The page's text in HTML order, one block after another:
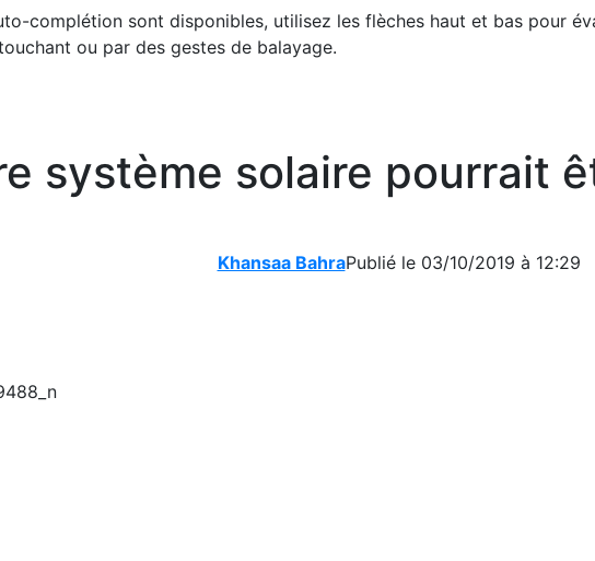
complétion sont disponibles, utilisez les flèches haut et bas pour
ou par des gestes de balayage.
système solaire pourrait
Khansaa BahraPublié le 03/10/2019 à 12:29